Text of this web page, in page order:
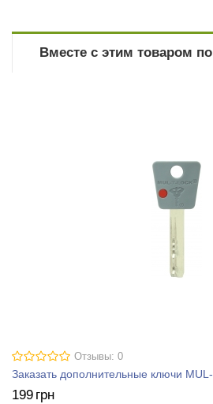
Вместе с этим товаром
Отзывы: 0
Заказать дополнительные ключи
199 грн